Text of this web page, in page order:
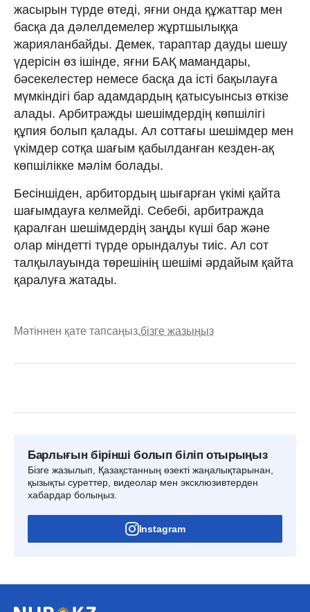
жасырын түрде өтеді, яғни онда құжаттар мен
басқа да дәлелдемелер жұртшылыққа
жарияланбайды. Демек, тараптар дауды шешу
үдерісін өз ішінде, яғни БАҚ мамандары,
бәсекелестер немесе басқа да істі бақылауға
мүмкіндігі бар адамдардың қатысуынсыз өткізе
алады. Арбитражды шешімдердің көпшілігі
құпия болып қалады. Ал соттағы шешімдер мен
үкімдер сотқа шағым қабылданған кезден-ақ
көпшілікке мәлім болады.
Бесіншіден, арбитордың шығарған үкімі қайта
шағымдауға келмейді. Себебі, арбитражда
қаралған шешімдердің заңды күші бар және
олар міндетті түрде орындалуы тиіс. Ал сот
талқылауында төрешінің шешімі әрдайым қайта
қаралуға жатады.
Мәтіннен қате тапсаңыз,бізге жазыңыз
Барлығын бірінші болып біліп отырыңыз
Бізге жазылып, Қазақстанның өзекті жаңалықтарынан,
қызықты суреттер, видеолар мен эксклюзивтерден
хабардар болыңыз.
Instagram